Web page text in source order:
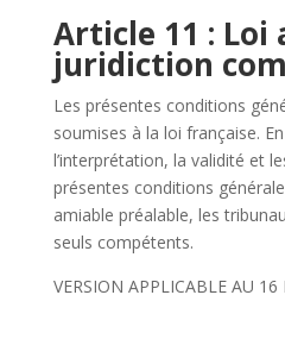
Article 11 : Loi
juridiction
Les présentes conditions
soumises à la loi française.
l’interprétation, la validité et
présentes conditions
amiable préalable, les
seuls compétents.
VERSION APPLICABLE AU